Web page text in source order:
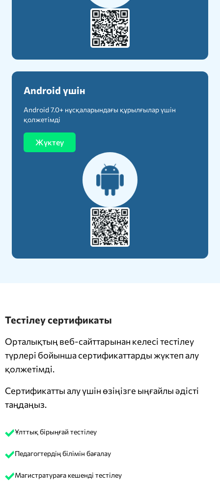
Android үшін
Android 7.0+ нұсқаларындағы құрылғылар үшін
қолжетімді
Жүктеу
Тестілеу сертификаты
Орталықтың веб-сайттарынан келесі тестілеу
түрлері бойынша сертификаттарды жүктеп алу
қолжетімді.
Сертификатты алу үшін өзіңізге ыңғайлы әдісті
таңдаңыз.
Ұлттық бірыңғай тестілеу
Педагогтердің білімін бағалау
Магистратураға кешенді тестілеу